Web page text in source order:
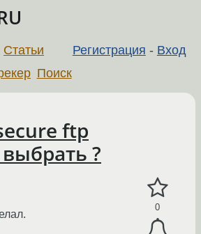
Регистрация - Вход
Статьи
Поиск
ftp
?
0